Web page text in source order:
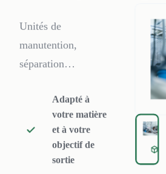
Unités de
manutention,
séparation
criblage haute
performance pour
connecter,
tamponner et
Adapté à
votre matière
et à votre
objectif de
sortie